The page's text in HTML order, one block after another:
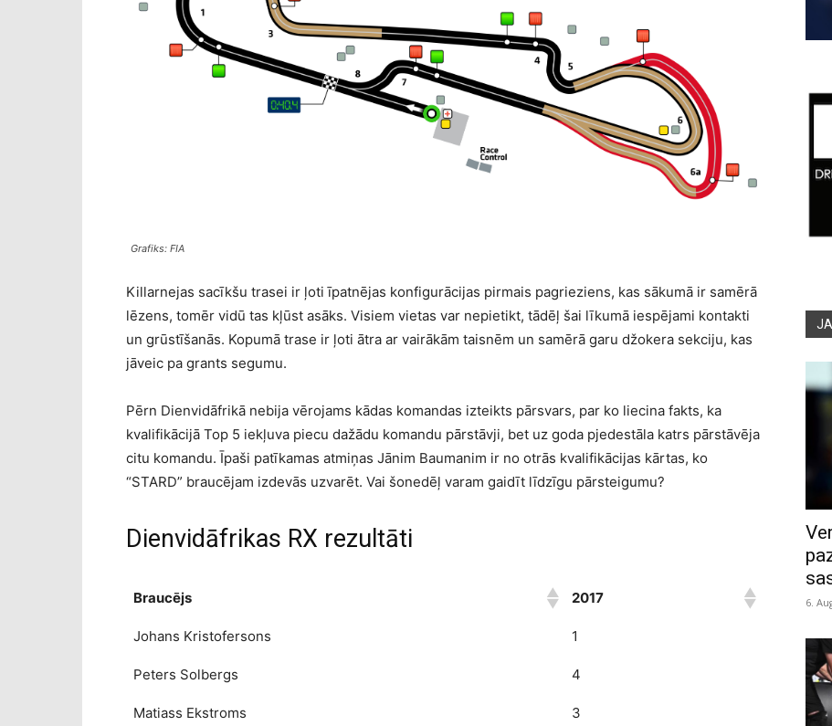
Grafiks: FIA
Killarnejas sacīkšu trasei ir ļoti īpatnējas konfigurācijas pirmais pagrieziens, kas sākumā ir samērā
lēzens, tomēr vidū tas kļūst asāks. Visiem vietas var nepietikt, tādēļ šai līkumā iespējami kontakti
un grūstīšanās. Kopumā trase ir ļoti ātra ar vairākām taisnēm un samērā garu džokera sekciju, kas
jāveic pa grants segumu.
Pērn Dienvidāfrikā nebija vērojams kādas komandas izteikts pārsvars, par ko liecina fakts, ka
kvalifikācijā Top 5 iekļuva piecu dažādu komandu pārstāvji, bet uz goda pjedestāla katrs pārstāvēja
citu komandu. Īpaši patīkamas atmiņas Jānim Baumanim ir no otrās kvalifikācijas kārtas, ko
“STARD” braucējam izdevās uzvarēt. Vai šonedēļ varam gaidīt līdzīgu pārsteigumu?
Dienvidāfrikas RX rezultāti
Braucējs 2017
Johans Kristofersons 1
Peters Solbergs 4
Matiass Ekstroms 3
6.